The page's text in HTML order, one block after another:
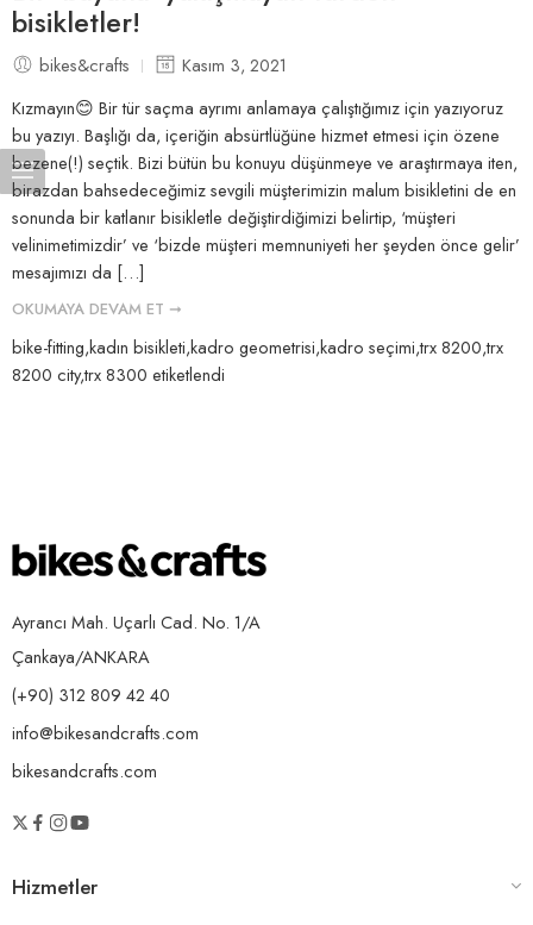
bisikletler!
bikes&crafts
Kasım 3, 2021
Kızmayın😊 Bir tür saçma ayrımı anlamaya çalıştığımız için yazıyoruz
bu yazıyı. Başlığı da, içeriğin absürtlüğüne hizmet etmesi için özene
bezene(!) seçtik. Bizi bütün bu konuyu düşünmeye ve araştırmaya iten,
birazdan bahsedeceğimiz sevgili müşterimizin malum bisikletini de en
sonunda bir katlanır bisikletle değiştirdiğimizi belirtip, ‘müşteri
velinimetimizdir’ ve ‘bizde müşteri memnuniyeti her şeyden önce gelir’
mesajımızı da […]
OKUMAYA DEVAM ET ➞
bike-fitting,kadın bisikleti,kadro geometrisi,kadro seçimi,trx 8200,trx
8200 city,trx 8300 etiketlendi
Ayrancı Mah. Uçarlı Cad. No. 1/A
Çankaya/ANKARA
(+90) 312 809 42 40
info@bikesandcrafts.com
bikesandcrafts.com
Hizmetler